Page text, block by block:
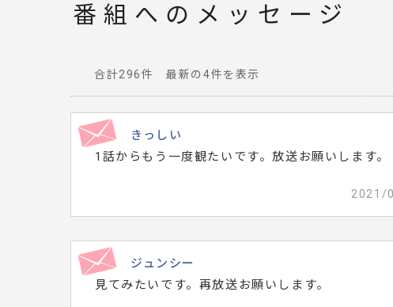
番組へのメッセージ
組
へ
寄
れ
た
メ
合計296件 最新の4件を表示
きっしい
1話からもう一度観たいです。放送お願いします。
2021/
ジュンシー
見てみたいです。再放送お願いします。